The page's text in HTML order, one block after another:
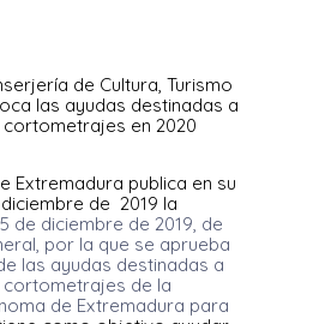
de Cultura, Turismo
las ayudas destinadas a
en 2020
Extremadura publica en su
de 2019 la
de diciembre de 2019, de
por la que se aprueba
las ayudas destinadas a
de la
de Extremadura para